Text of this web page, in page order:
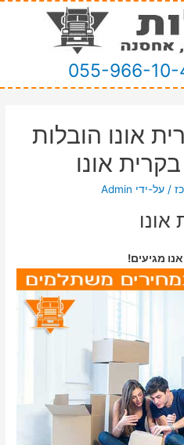
055-966-10-
אונו הובלות
אונו
/ על-ידי Admin
אונו
מגיעים!